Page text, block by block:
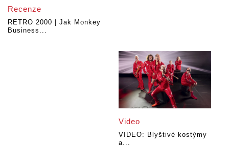
Recenze
RETRO 2000 | Jak Monkey
Business...
Video
VIDEO: Blyštivé kostýmy
a...